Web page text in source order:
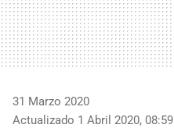
31 Marzo 2020
Actualizado 1 Abril 2020, 08:59